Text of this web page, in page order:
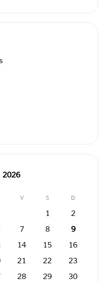
V S D
1
2
7 8
9
14 15
16
21 22
23
28 29
30